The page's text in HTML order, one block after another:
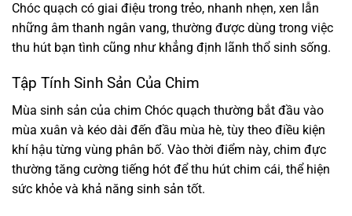
Chóc quạch có giai điệu trong trẻo, nhanh nhẹn, xen lẫn
những âm thanh ngân vang, thường được dùng trong việc
thu hút bạn tình cũng như khẳng định lãnh thổ sinh sống.
Tập Tính Sinh Sản Của Chim
Mùa sinh sản của chim Chóc quạch thường bắt đầu vào
mùa xuân và kéo dài đến đầu mùa hè, tùy theo điều kiện
khí hậu từng vùng phân bố. Vào thời điểm này, chim đực
thường tăng cường tiếng hót để thu hút chim cái, thể hiện
sức khỏe và khả năng sinh sản tốt.